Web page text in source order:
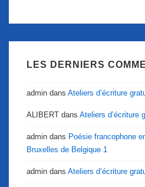
LES DERNIERS
admin dans Ateliers d’écriture
ALIBERT dans Ateliers d’écriture
admin dans Poésie francophone
Bruxelles de Belgique 1
admin dans Ateliers d’écriture